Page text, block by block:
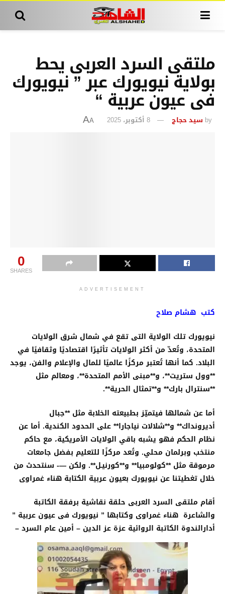
ملتقى السرد العربى يحط
بولاية نيويورك عبر ” نيويورك
فى عيون عربية “
by سيد حجاج 8 أكتوبر، 2025 A
A
0
SHARES
ADVERTISEMENT
كتب هشام صلاح
نيويورك تلك الولاية التى تقع في شمال شرق الولايات
المتحدة، وتُعدّ من أكثر الولايات تأثيرًا اقتصاديًا وثقافيًا في
البلاد. كما أنها تُعتبر مركزًا عالميًا للمال والإعلام والفن، يوجد
**وول ستريت**، و**مبنى الأمم المتحدة**، ومعالم مثل
**سنترال بارك** و**تمثال الحرية**.
أما عن شمالها فيتميّز بطبيعته الخلابة مثل **جبال
أديرونداك** و**شلالات نياجارا** على الحدود الكندية. أما عن
نظام الحكم فهو يشبه باقي الولايات الأمريكية، مع حاكم
منتخب وبرلمان محلي. وتُعد مركزًا للتعليم بفضل جامعات
مرموقة مثل **كولومبيا** و**كورنيـل**. ولكن —- سنتحدث من
خلال تغطيتنا عن نيويورك بعيون عربية الكتابة هناء غمراوى
أقام ملتقى السرد العربى حلقة نقاشية برفقة الكاتبة
والشاعرة هناء غمراوى وكتابها ” نيويورك فى عيون عربية ”
أدارالندوة الكاتبة الروائية عزة عز الدين – أمين عام السرد –